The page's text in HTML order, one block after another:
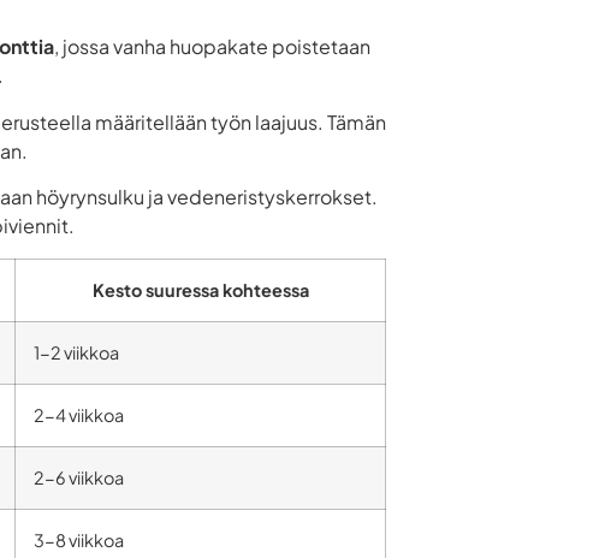
, jossa vanha huopakate poistetaan
määritellään työn laajuus. Tämän
höyrynsulku ja vedeneristyskerrokset.
Kesto suuressa kohteessa
1-2 viikkoa
2-4 viikkoa
2-6 viikkoa
3-8 viikkoa